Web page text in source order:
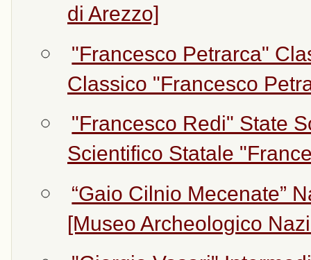
di Arezzo]
"Francesco Petrarca"
Classico "Francesco
"Francesco Redi" State
Scientifico Statale
“Gaio Cilnio Mecenate”
[Museo Archeologico